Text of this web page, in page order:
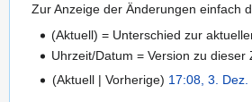
Zur Anzeige der Änderungen einfach
(Aktuell) = Unterschied zur
Uhrzeit/Datum = Version zu
Aktuell
Vorherige 17:08, 3. Dez.